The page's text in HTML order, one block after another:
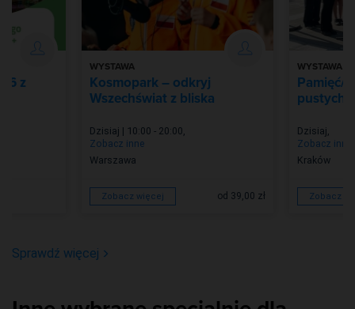
z
WYSTAWA
Kosmopark – odkryj
Wszechświat z bliska
Dzisiaj | 10:00 - 20:00,
Zobacz inne
Warszawa
Zobacz więcej od 39,00 zł
WYSTAWA
Pamięć/
pustych
Dzisiaj,
Zobacz inne
Kraków
Zobacz
Sprawdź więcej